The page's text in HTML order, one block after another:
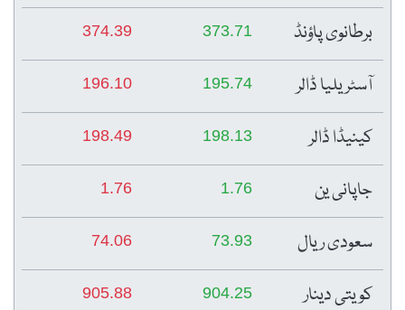
برطانوی پاؤنڈ 373.71
374.39
آسٹریلیا ڈالر 195.74
196.10
کینیڈا ڈالر 198.13
198.49
جاپانی ین 1.76
1.76
سعودی ریال 73.93
74.06
کویتی دینار 904.25
905.88